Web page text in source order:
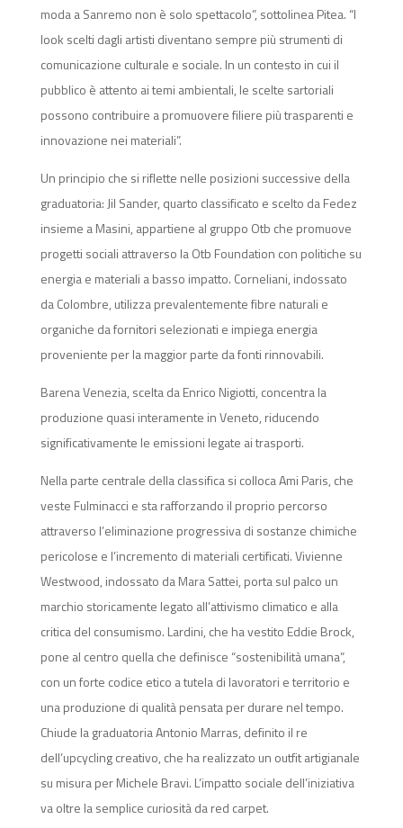
moda a Sanremo non è solo spettacolo”, sottolinea Pitea. “I
look scelti dagli artisti diventano sempre più strumenti di
comunicazione culturale e sociale. In un contesto in cui il
pubblico è attento ai temi ambientali, le scelte sartoriali
possono contribuire a promuovere filiere più trasparenti e
innovazione nei materiali”.
Un principio che si riflette nelle posizioni successive della
graduatoria: Jil Sander, quarto classificato e scelto da Fedez
insieme a Masini, appartiene al gruppo Otb che promuove
progetti sociali attraverso la Otb Foundation con politiche su
energia e materiali a basso impatto. Corneliani, indossato
da Colombre, utilizza prevalentemente fibre naturali e
organiche da fornitori selezionati e impiega energia
proveniente per la maggior parte da fonti rinnovabili.
Barena Venezia, scelta da Enrico Nigiotti, concentra la
produzione quasi interamente in Veneto, riducendo
significativamente le emissioni legate ai trasporti.
Nella parte centrale della classifica si colloca Ami Paris, che
veste Fulminacci e sta rafforzando il proprio percorso
attraverso l’eliminazione progressiva di sostanze chimiche
pericolose e l’incremento di materiali certificati. Vivienne
Westwood, indossato da Mara Sattei, porta sul palco un
marchio storicamente legato all’attivismo climatico e alla
critica del consumismo. Lardini, che ha vestito Eddie Brock,
pone al centro quella che definisce “sostenibilità umana”,
con un forte codice etico a tutela di lavoratori e territorio e
una produzione di qualità pensata per durare nel tempo.
Chiude la graduatoria Antonio Marras, definito il re
dell’upcycling creativo, che ha realizzato un outfit artigianale
su misura per Michele Bravi. L’impatto sociale dell’iniziativa
va oltre la semplice curiosità da red carpet.